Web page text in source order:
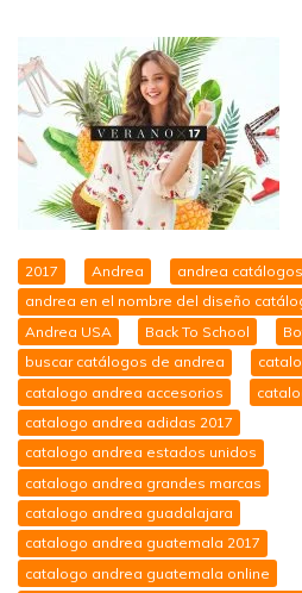
2017 Andrea
andrea
andrea en el nombre del diseño
Andrea USA
Back To School
buscar catálogos de andrea
catalogo andrea accesorios
catalogo andrea adidas 2017
catalogo andrea estados unidos
catalogo andrea grandes marcas
catalogo andrea guadalajara
catalogo andrea guatemala 2017
catalogo andrea guatemala online